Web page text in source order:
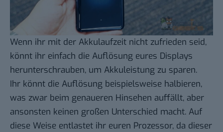
Wenn ihr mit der Akkulaufzeit nicht zufrieden seid,
könnt ihr einfach die Auflösung eures Displays
herunterschrauben, um Akkuleistung zu sparen.
Ihr könnt die Auflösung beispielsweise halbieren,
was zwar beim genaueren Hinsehen auffällt, aber
ansonsten keinen großen Unterschied macht. Auf
diese Weise entlastet ihr euren Prozessor, da dieser